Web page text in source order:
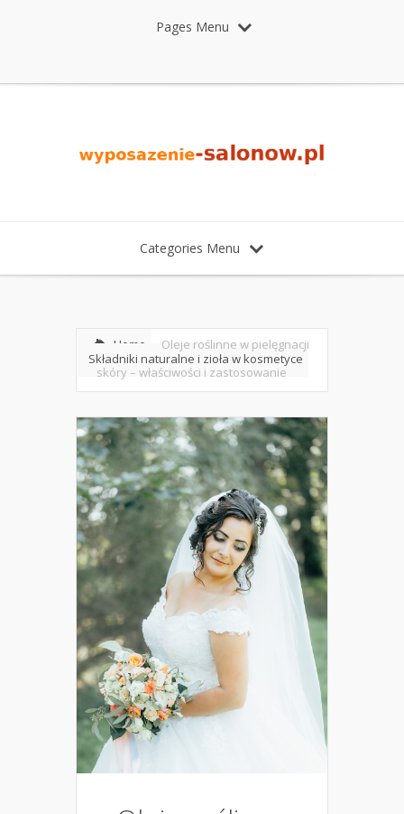
Pages Menu
Categories Menu
Home
Składniki naturalne i zioła w kosmetyce
Oleje roślinne w pielęgnacji
skóry – właściwości i zastosowanie